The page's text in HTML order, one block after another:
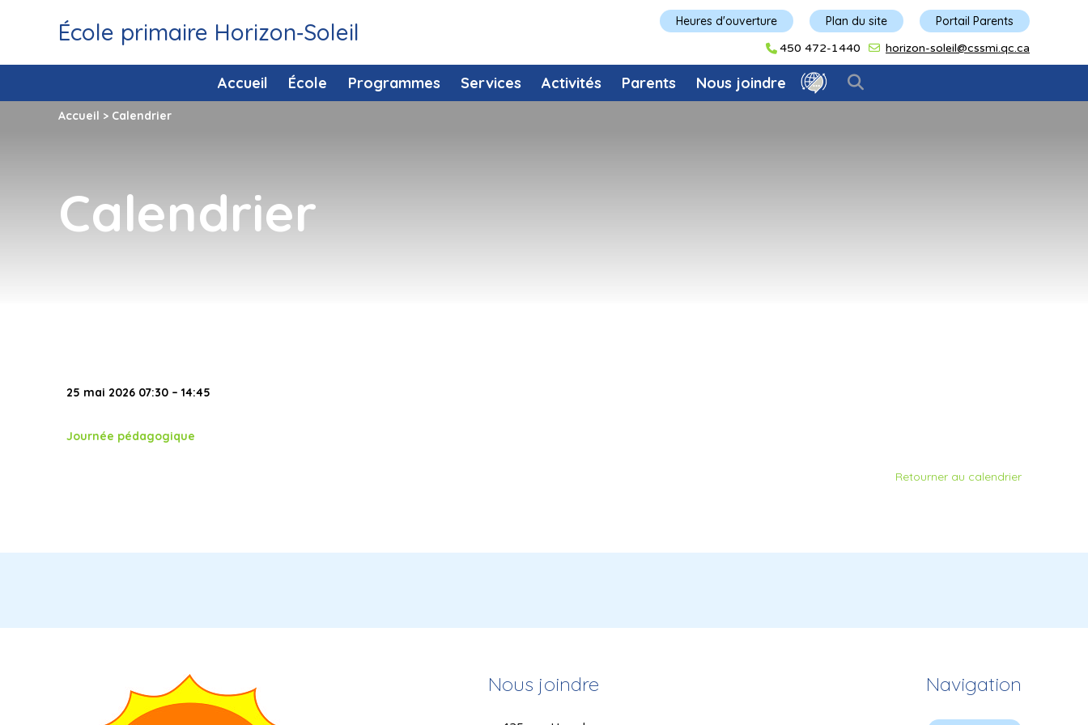
École primaire Horizon‑Soleil Plan du site Portail Parents
Heures d'ouverture
450 472-1440 horizon-soleil@cssmi.qc.ca
Accueil École Programmes Services Activités Parents Nous joindre
Accueil > Calendrier
Calendrier
25 mai 2026 07:30 – 14:45
Journée pédagogique
Retourner au calendrier
Nous joindre Navigation